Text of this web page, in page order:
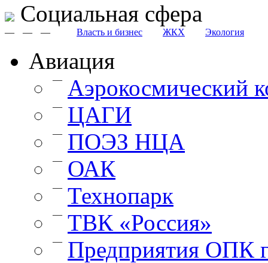
Cоциальная сфера
— Власть и бизнес
— ЖКХ
— Экология
Авиация
— Аэрокосмический
— ЦАГИ
— ПОЭЗ НЦА
— ОАК
— Технопарк
— ТВК «Россия»
— Предприятия ОПК